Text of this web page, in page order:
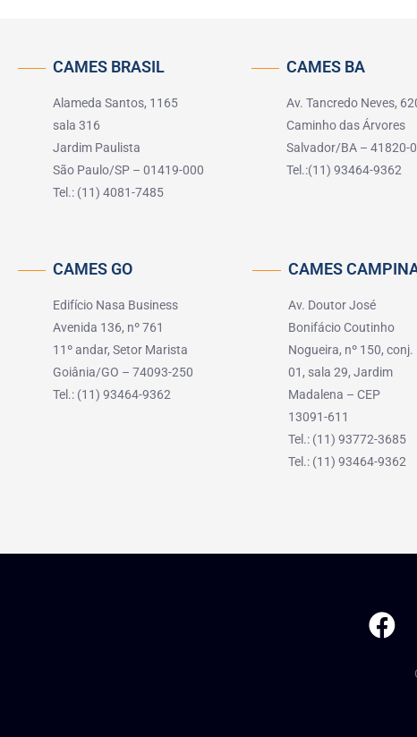
CAMES BRASIL
Alameda Santos, 1165
sala 316
Jardim Paulista
São Paulo/SP – 01419-000
Tel.: (11) 4081-7485
CAMES BA
Av. Tancredo Neves,
Caminho das Árvores
Salvador/BA – 41820-
Tel.:(11) 93464-9362
CAMES GO
Edifício Nasa Business
Avenida 136, nº 761
11º andar, Setor Marista
Goiânia/GO – 74093-250
Tel.: (11) 93464-9362
CAMES
Av. Doutor José
Bonifácio Coutinho
Nogueira, nº 150, conj.
01, sala 29, Jardim
Madalena – CEP
13091-611
Tel.: (11) 93772-3685
Tel.: (11) 93464-9362